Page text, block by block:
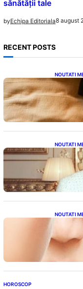
sănătății tale
byEchipa Editoriala8 august
RECENT POSTS
NOUTATI
în
NOUTATI
din
Fost
NOUTATI
HOROSCOP